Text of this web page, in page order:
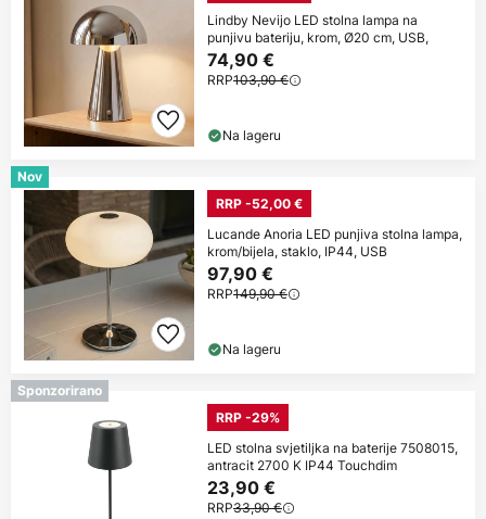
Lindby Nevijo LED stolna lampa na
punjivu bateriju, krom, Ø20 cm, USB,
74,90 €
RRP103,90 €
Na lageru
Nov
RRP -52,00 €
Lucande Anoria LED punjiva stolna lampa,
krom/bijela, staklo, IP44, USB
97,90 €
RRP149,90 €
Na lageru
Sponzorirano
RRP -29%
LED stolna svjetiljka na baterije 7508015,
antracit 2700 K IP44 Touchdim
23,90 €
RRP33,90 €